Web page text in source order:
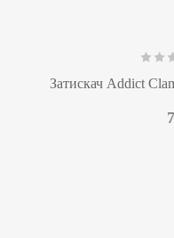
Затискач Addict